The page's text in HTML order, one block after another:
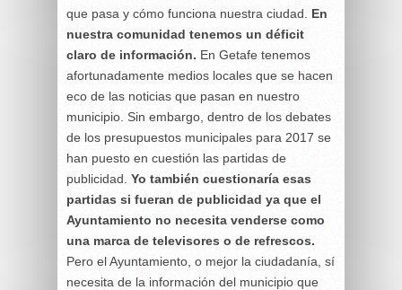
que pasa y cómo funciona nuestra ciudad. En
nuestra comunidad tenemos un déficit
claro de información. En Getafe tenemos
afortunadamente medios locales que se hacen
eco de las noticias que pasan en nuestro
municipio. Sin embargo, dentro de los debates
de los presupuestos municipales para 2017 se
han puesto en cuestión las partidas de
publicidad. Yo también cuestionaría esas
partidas si fueran de publicidad ya que el
Ayuntamiento no necesita venderse como
una marca de televisores o de refrescos.
Pero el Ayuntamiento, o mejor la ciudadanía, sí
necesita de la información del municipio que